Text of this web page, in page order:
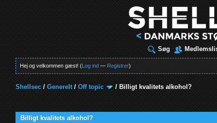
Søg
Hej og velkommen gæst! (Log ind — Registrer)
Shellsec /Generelt/Off topic / Billigt kvalitets alkohol?
Billigt kvalitets alkohol?